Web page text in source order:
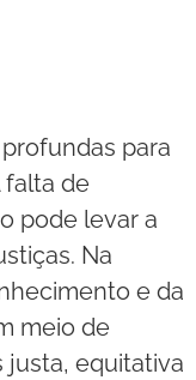
para
falta de
pode levar a
Na
e da
meio de
justa, equitativa